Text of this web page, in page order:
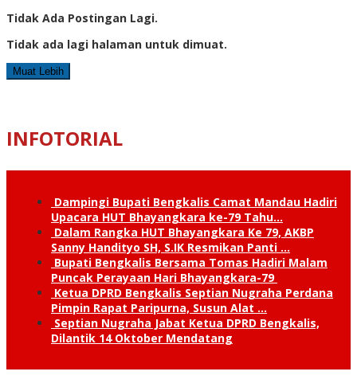
Tidak Ada Postingan Lagi.
Tidak ada lagi halaman untuk dimuat.
Muat Lebih
INFOTORIAL
Dampingi Bupati Bengkalis Camat Mandau Hadiri
Upacara HUT Bhayangkara ke-79 Tahu…
Dalam Rangka HUT Bhayangkara Ke 79, AKBP
Sanny Handityo SH, S.IK Resmikan Panti …
Bupati Bengkalis Bersama Tomas Hadiri Malam
Puncak Perayaan Hari Bhayangkara-79
Ketua DPRD Bengkalis Septian Nugraha Perdana
Pimpin Rapat Paripurna, Susun Alat …
Septian Nugraha Jabat Ketua DPRD Bengkalis,
Dilantik 14 Oktober Mendatang